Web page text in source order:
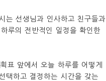
는 선생님과 인사하고 친구들과
루의 전반적인 일정을 확인한
표 앞에서 오늘 하루를 어떻게
택하고 결정하는 시간을 갖는